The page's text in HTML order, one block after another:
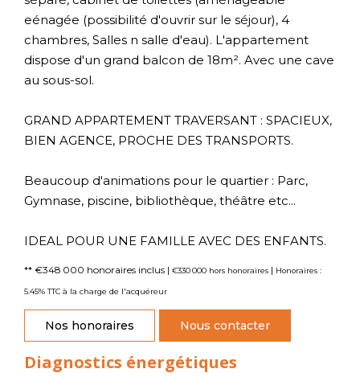
eénagée (possibilité d'ouvrir sur le séjour), 4
chambres, Salles n salle d'eau). L'appartement
dispose d'un grand balcon de 18m². Avec une cave
au sous-sol.
GRAND APPARTEMENT TRAVERSANT : SPACIEUX,
BIEN AGENCE, PROCHE DES TRANSPORTS.
Beaucoup d'animations pour le quartier : Parc,
Gymnase, piscine, bibliothèque, théâtre etc...
IDEAL POUR UNE FAMILLE AVEC DES ENFANTS.
** €348 000 honoraires inclus | €330 000 hors honoraires | Honoraires :
5.45% TTC à la charge de l'acquéreur
Nos honoraires Nous contacter
Diagnostics énergétiques